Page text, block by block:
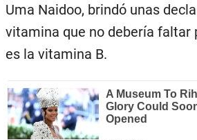
Uma Naidoo, brindó unas
vitamina que no debería faltar
es la vitamina B.